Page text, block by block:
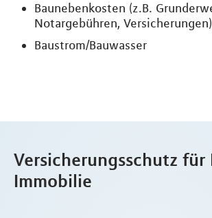
Baunebenkosten (z.B.
Notargebühren, Versicherungen)
Baustrom/Bauwasser
Versicherungsschutz für
Immobilie